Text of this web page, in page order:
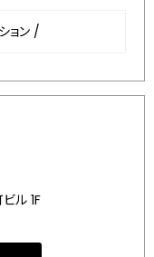
ョン /
ル 1F